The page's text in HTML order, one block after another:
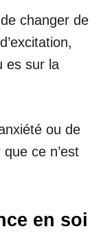
changer de
es sur la
ou de
ce n’est
en soi